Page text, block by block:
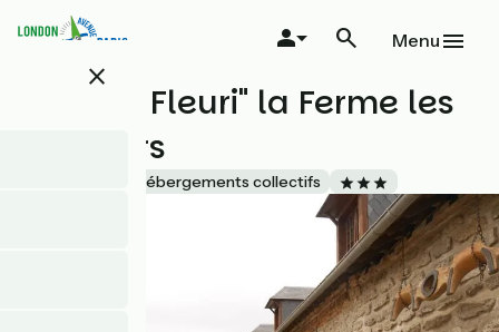
au
close
Menu
"Le Clos Fleuri" la Ferme les
Peupliers
Hébergements collectifs